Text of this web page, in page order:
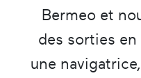
Bermeo et
des sorties en
une